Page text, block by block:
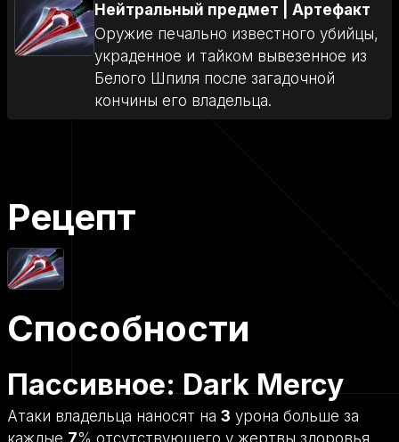
Нейтральный предмет
Артефакт
Оружие печально известного убийцы,
украденное и тайком вывезенное из
Белого Шпиля после загадочной
кончины его владельца.
Рецепт
Способности
Пассивное: Dark Mercy
Атаки владельца наносят на 3 урона больше за